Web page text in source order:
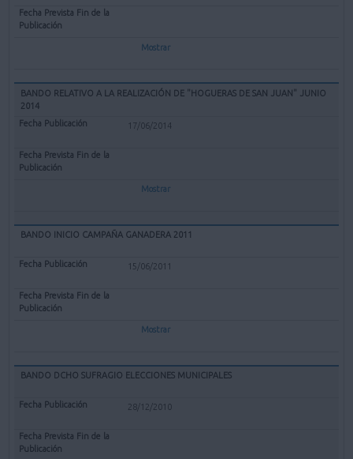
Mostrar
BANDO RELATIVO A LA REALIZACIÓN DE "HOGUERAS DE SAN JUAN" JUNIO
2014
17/06/2014
Mostrar
BANDO INICIO CAMPAÑA GANADERA 2011
15/06/2011
Mostrar
BANDO DCHO SUFRAGIO ELECCIONES MUNICIPALES
28/12/2010